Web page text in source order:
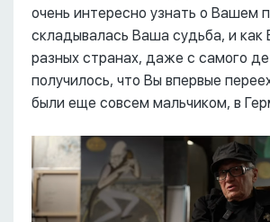
очень интересно узнать о Вашем
складывалась Ваша судьба, и как
разных странах, даже с самого
получилось, что Вы впервые
были еще совсем мальчиком, в